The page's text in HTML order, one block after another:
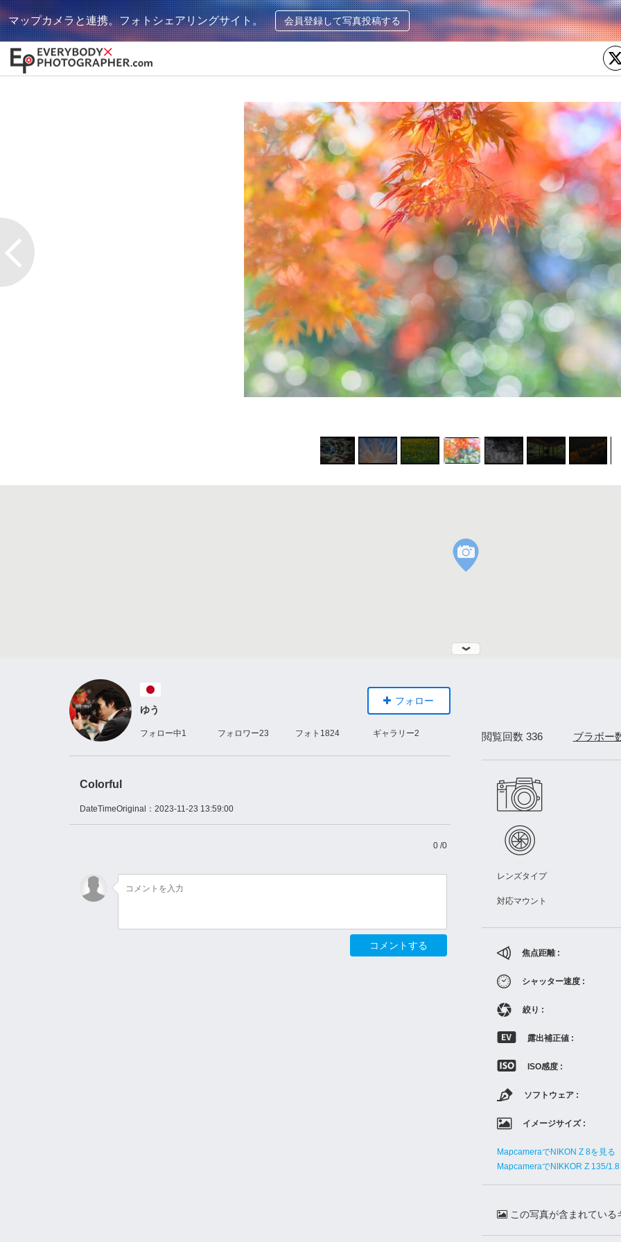
マップカメラと連携。フォトシェアリングサイト。 会員登録して写真投稿する
ゆう
フォロー
フォロー中1 フォロワー23 フォト 1824 ギャラリー2
Colorful
DateTimeOriginal： 2023-11-23 13:59:00
0/0
コメントする
閲覧回数 336 ブラボー
レンズタイプ
対応マウント
焦点距離 :
シャッター速度 :
絞り :
露出補正値 :
ISO感度 :
ソフトウェア :
イメージサイズ :
MapcameraでNIKON Z 8を見る
MapcameraでNIKKOR Z 135/
この写真が含まれている